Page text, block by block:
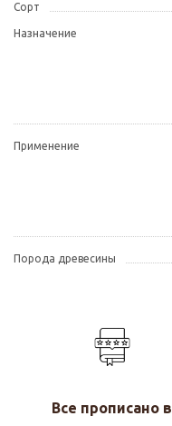
Сорт
Назначение
Применение
Порода древесины
Все прописано в